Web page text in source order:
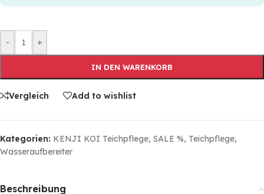
- +
IN DEN WARENKORB
Vergleich Add to wishlist
Kategorien: KENJI KOI Teichpflege, SALE %, Teichpflege,
Wasseraufbereiter
Beschreibung